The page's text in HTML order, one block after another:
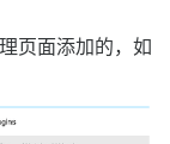
页面添加的，如